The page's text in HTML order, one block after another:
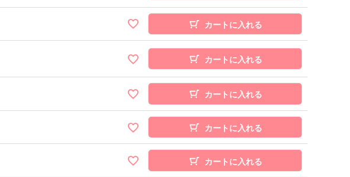
カートに入れる
カートに入れる
カートに入れる
カートに入れる
カートに入れる